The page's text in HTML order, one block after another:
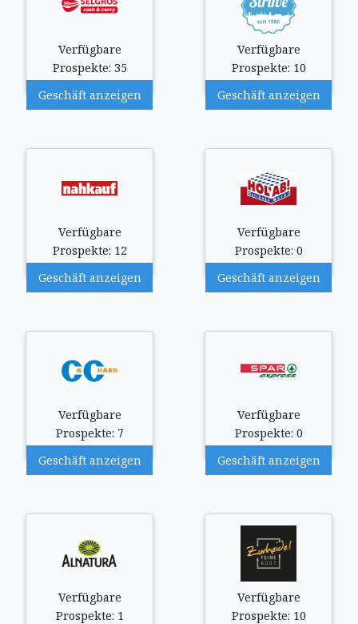
Verfügbare
Prospekte: 35
Geschäft anzeigen
Verfügbare
Prospekte: 10
Geschäft anzeigen
Verfügbare
Prospekte: 12
Geschäft anzeigen
Verfügbare
Prospekte: 0
Geschäft anzeigen
Verfügbare
Prospekte: 7
Geschäft anzeigen
Verfügbare
Prospekte: 0
Geschäft anzeigen
Verfügbare
Prospekte: 1
Verfügbare
Prospekte: 10